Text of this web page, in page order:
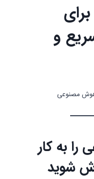
و
مصنوعی
را به کار
شوید